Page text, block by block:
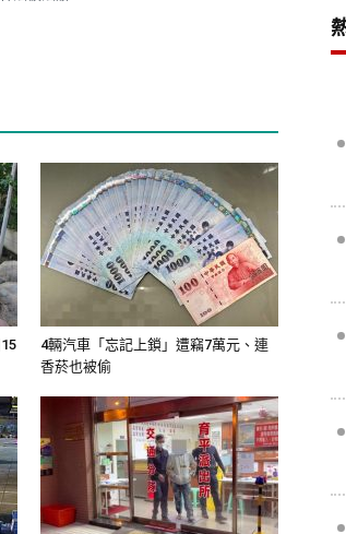
4輛汽車「忘記上鎖」遭竊7萬元、連
香菸也被偷